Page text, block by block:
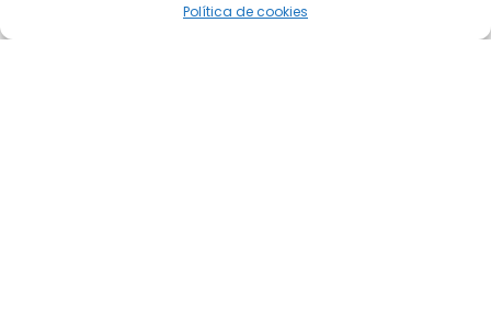
Política de cookies